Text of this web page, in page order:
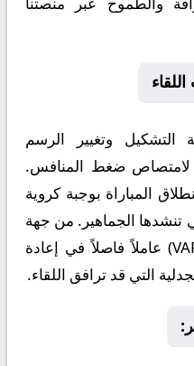
التشكيل وتغيير الرسم
لامتصاص ضغط المنافس.
المباراة بوجبة كروية
تنشدها الجماهير. من جهة
أخرى، تُشكل تقنية الفيديو (VAR) عاملاً فاصلاً في إعادة
التي قد ترافق اللقاء.